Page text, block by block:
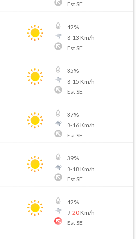
Est SE
42%
8-13 Km/h
Est SE
35%
8-15 Km/h
Est SE
37%
8-16Km/h
Est SE
39%
8-18Km/h
Est SE
42%
9-20Km/h
Est SE